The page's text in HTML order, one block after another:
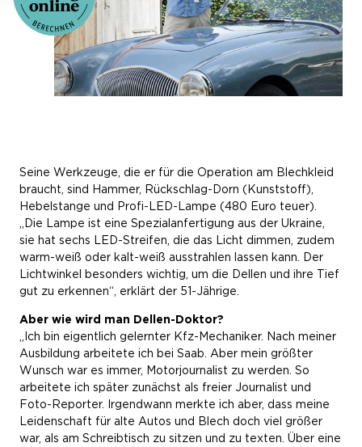
Seine Werkzeuge, die er für die Operation am Blechkleid
braucht, sind Hammer, Rückschlag-Dorn (Kunststoff),
Hebelstange und Profi-LED-Lampe (480 Euro teuer).
„Die Lampe ist eine Spezialanfertigung aus der Ukraine,
sie hat sechs LED-Streifen, die das Licht dimmen, zudem
warm-weiß oder kalt-weiß ausstrahlen lassen kann. Der
Lichtwinkel besonders wichtig, um die Dellen und ihre Tief
gut zu erkennen“, erklärt der 51-Jährige.
Aber wie wird man Dellen-Doktor?
„Ich bin eigentlich gelernter Kfz-Mechaniker. Nach meiner
Ausbildung arbeitete ich bei Saab. Aber mein größter
Wunsch war es immer, Motorjournalist zu werden. So
arbeitete ich später zunächst als freier Journalist und
Foto-Reporter. Irgendwann merkte ich aber, dass meine
Leidenschaft für alte Autos und Blech doch viel größer
war, als am Schreibtisch zu sitzen und zu texten. Über eine